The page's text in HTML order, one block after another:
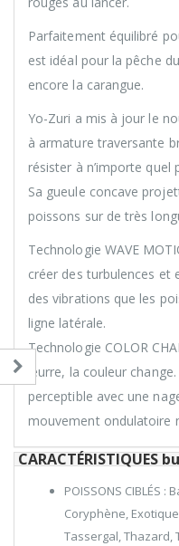
Parfaitement équilibré
est idéal pour la pêche
encore la carangue.
Yo-Zuri a mis à jour le
à armature traversante
résister à n’importe quel
Sa gueule concave
poissons sur de très
Technologie WAVE
créer des turbulences et
des vibrations que les
ligne latérale.
Technologie COLOR
leurre, la couleur
perceptible avec une
mouvement ondulatoire
CARACTÉRISTIQUES
POISSONS CIBLÉS
Coryphène,
Tassergal, Thazard,